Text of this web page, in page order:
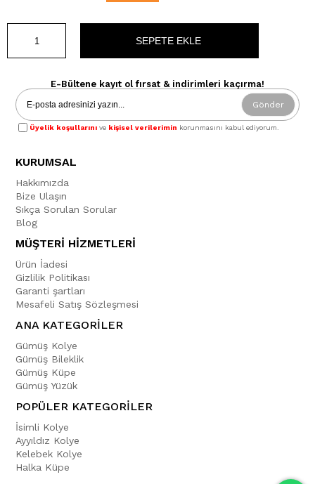
E-Bültene kayıt ol fırsat & indirimleri kaçırma!
Gönder
Üyelik koşullarını ve kişisel verilerimin korunmasını kabul ediyorum.
KURUMSAL
Hakkımızda
Bize Ulaşın
Sıkça Sorulan Sorular
Blog
MÜŞTERİ HİZMETLERİ
Ürün İadesi
Gizlilik Politikası
Garanti şartları
Mesafeli Satış Sözleşmesi
ANA KATEGORİLER
Gümüş Kolye
Gümüş Bileklik
Gümüş Küpe
Gümüş Yüzük
POPÜLER KATEGORİLER
İsimli Kolye
Ayyıldız Kolye
Kelebek Kolye
Halka Küpe